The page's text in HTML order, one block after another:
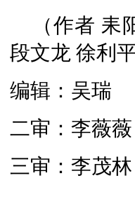
（作者
段文龙 徐利平
编辑：吴瑞
二审：李薇薇
三审：李茂林